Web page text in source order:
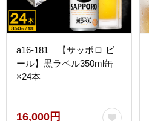
a16-181 【サッポロ ビ
ール】黒ラベル350ml缶
×24本
16,000円